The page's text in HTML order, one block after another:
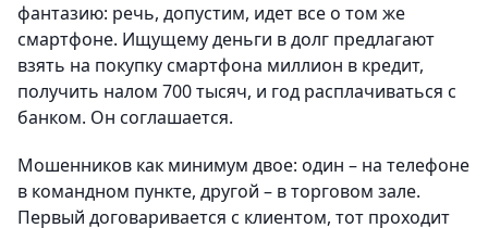
фантазию: речь, допустим, идет все о том же
смартфоне. Ищущему деньги в долг предлагают
взять на покупку смартфона миллион в кредит,
получить налом 700 тысяч, и год расплачиваться с
банком. Он соглашается.
Мошенников как минимум двое: один – на телефоне
в командном пункте, другой – в торговом зале.
Первый договаривается с клиентом, тот проходит